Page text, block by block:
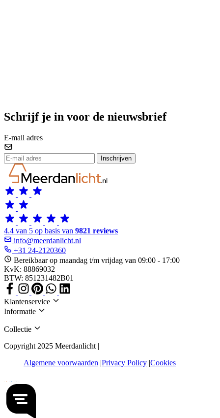
Schrijf je in voor de nieuwsbrief
E-mail adres
Inschrijven
4.4 van 5 op basis van 9821 reviews
info@meerdanlicht.nl
+31 24-2120360
Bereikbaar op maandag t/m vrijdag van 09:00 - 17:00
KvK: 88869032
BTW: 851231482B01
Klantenservice
Informatie
Collectie
Copyright 2025 Meerdanlicht |
Algemene voorwaarden Privacy Policy Cookies